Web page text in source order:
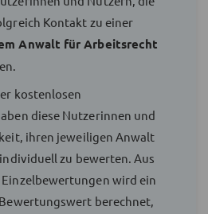
Kontakt zu einer
Anwalt für Arbeitsrecht
kostenlosen
diese Nutzerinnen und
ihren jeweiligen Anwalt
zu bewerten. Aus
wird ein
berechnet,